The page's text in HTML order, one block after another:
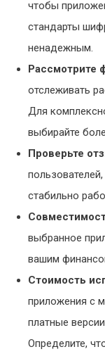
чтобы
стандарты
ненадежным.
Рассмотрите
отслеживать
Для
выбирайте
Проверьте
стабильно
выбранное
вашим
Стоимость
приложения с
платные
Определите,